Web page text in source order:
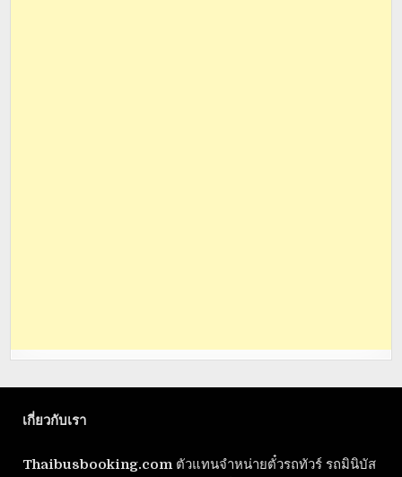
เกี่ยวกับเรา
Thaibusbooking.com ตัวแทนจำหน่ายตั๋วรถทัวร์ รถมินิบัส